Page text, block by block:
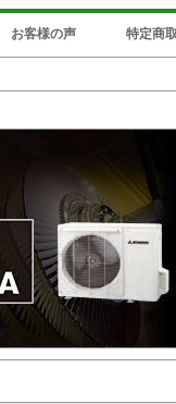
お客様の声 特定商